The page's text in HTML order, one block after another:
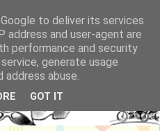
to deliver its services
address and user-agent are
performance and security
generate usage
abuse.
GOT IT